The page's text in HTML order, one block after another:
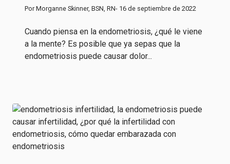
Por Morganne Skinner, BSN, RN- 16 de septiembre de 2022
Cuando piensa en la endometriosis, ¿qué le viene
a la mente? Es posible que ya sepas que la
endometriosis puede causar dolor...